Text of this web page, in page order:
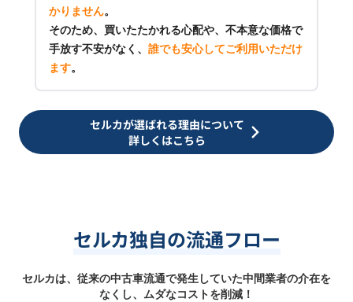
かりません。
そのため、買いたたかれる心配や、不本意な価格で
手放す不安がなく、 誰でも安心してご利用いただけ
ます。
セルカが選ばれる理由について
詳しくはこちら
セルカ独自の流通フロー
セルカは、従来の中古車流通で発生していた中間業者の介在を
なくし、ムダなコストを削減！